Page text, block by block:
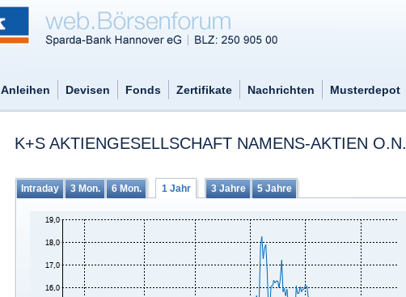
Anleihen Devisen Fonds Zertifikate Nachrichten Musterdepot
K+S AKTIENGESELLSCHAFT NAMENS-AKTIEN O.N.
Intraday 3 Mon. 6 Mon. 1 Jahr 3 Jahre 5 Jahre